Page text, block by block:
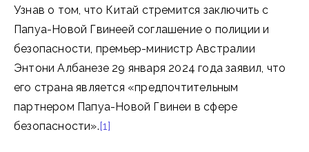
Узнав о том, что Китай стремится заключить с
Папуа-Новой Гвинеей соглашение о полиции и
безопасности, премьер-министр Австралии
Энтони Албанезе 29 января 2024 года заявил, что
его страна является «предпочтительным
партнером Папуа-Новой Гвинеи в сфере
безопасности».[1]